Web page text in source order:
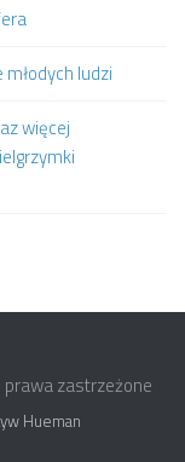
ludzi
więcej
prawa zastrzeżone
Hueman